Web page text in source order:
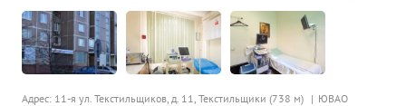
Адрес: 11-я ул. Текстильщиков, д. 11, Текстильщики (738 м) ЮВАО